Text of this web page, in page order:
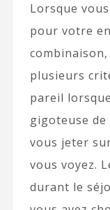
Lorsque
pour votre
plusieurs
pareil
gigoteuse de
vous jeter
vous voyez.
durant le